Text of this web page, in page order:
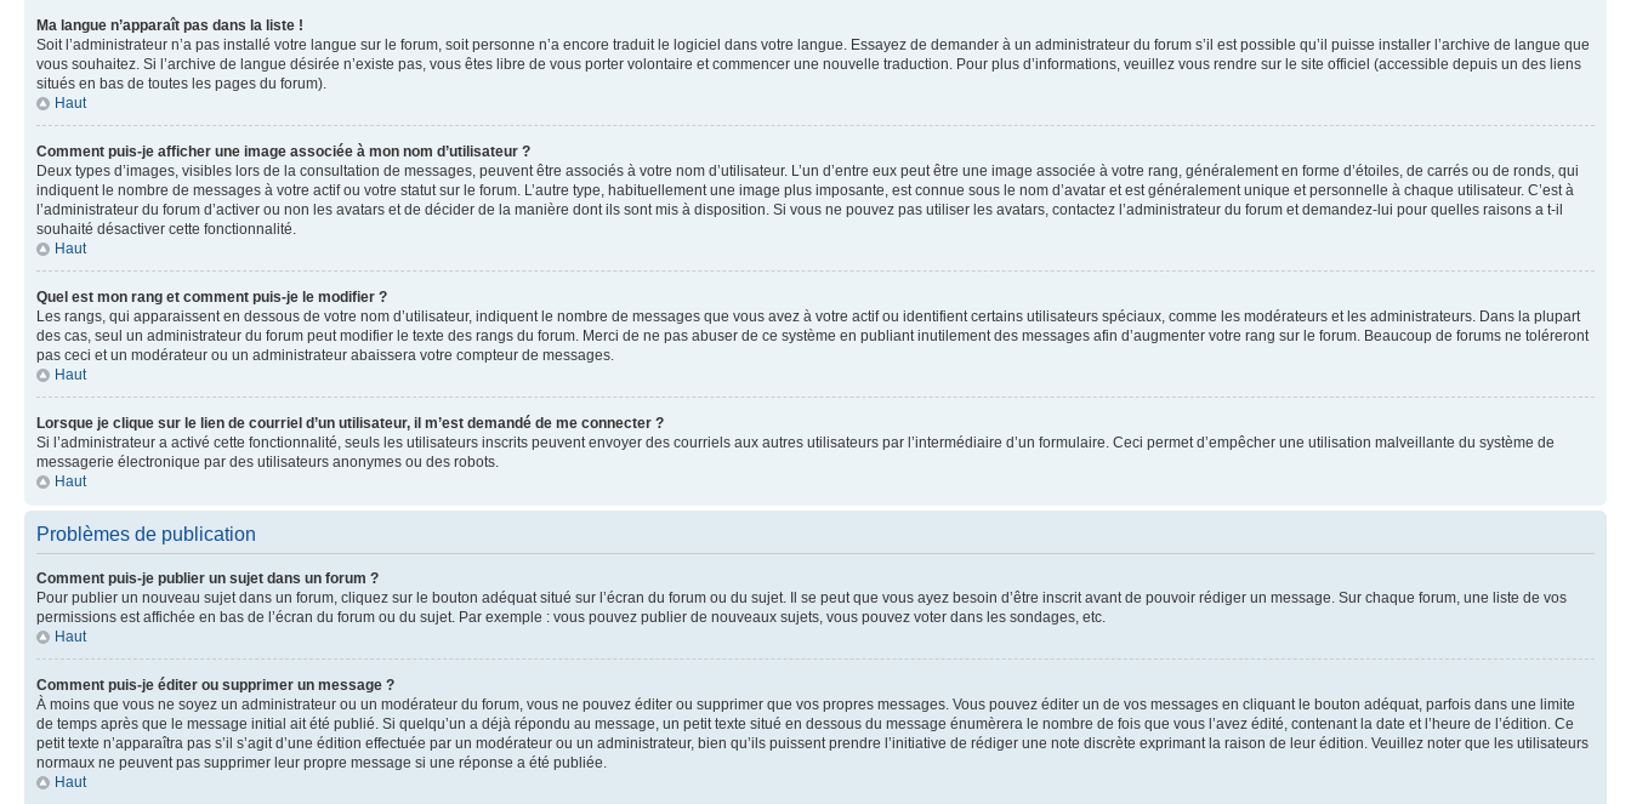
Ma langue n’apparaît pas dans la liste !
Soit l’administrateur n’a pas installé votre langue sur le forum, soit personne n’a encore traduit le logiciel dans votre langue. Essayez de demander à un administrateur du forum s’il est possible qu’il puisse installer l’archive de langue que
vous souhaitez. Si l’archive de langue désirée n’existe pas, vous êtes libre de vous porter volontaire et commencer une nouvelle traduction. Pour plus d’informations, veuillez vous rendre sur le site officiel (accessible depuis un des liens
situés en bas de toutes les pages du forum).
Haut
Comment puis-je afficher une image associée à mon nom d’utilisateur ?
Deux types d’images, visibles lors de la consultation de messages, peuvent être associés à votre nom d’utilisateur. L’un d’entre eux peut être une image associée à votre rang, généralement en forme d’étoiles, de carrés ou de ronds, qui
indiquent le nombre de messages à votre actif ou votre statut sur le forum. L’autre type, habituellement une image plus imposante, est connue sous le nom d’avatar et est généralement unique et personnelle à chaque utilisateur. C’est à
l’administrateur du forum d’activer ou non les avatars et de décider de la manière dont ils sont mis à disposition. Si vous ne pouvez pas utiliser les avatars, contactez l’administrateur du forum et demandez-lui pour quelles raisons a t-il
souhaité désactiver cette fonctionnalité.
Haut
Quel est mon rang et comment puis-je le modifier ?
Les rangs, qui apparaissent en dessous de votre nom d’utilisateur, indiquent le nombre de messages que vous avez à votre actif ou identifient certains utilisateurs spéciaux, comme les modérateurs et les administrateurs. Dans la plupart
des cas, seul un administrateur du forum peut modifier le texte des rangs du forum. Merci de ne pas abuser de ce système en publiant inutilement des messages afin d’augmenter votre rang sur le forum. Beaucoup de forums ne toléreront
pas ceci et un modérateur ou un administrateur abaissera votre compteur de messages.
Haut
Lorsque je clique sur le lien de courriel d’un utilisateur, il m’est demandé de me connecter ?
Si l’administrateur a activé cette fonctionnalité, seuls les utilisateurs inscrits peuvent envoyer des courriels aux autres utilisateurs par l’intermédiaire d’un formulaire. Ceci permet d’empêcher une utilisation malveillante du système de
messagerie électronique par des utilisateurs anonymes ou des robots.
Haut
Problèmes de publication
Comment puis-je publier un sujet dans un forum ?
Pour publier un nouveau sujet dans un forum, cliquez sur le bouton adéquat situé sur l’écran du forum ou du sujet. Il se peut que vous ayez besoin d’être inscrit avant de pouvoir rédiger un message. Sur chaque forum, une liste de vos
permissions est affichée en bas de l’écran du forum ou du sujet. Par exemple : vous pouvez publier de nouveaux sujets, vous pouvez voter dans les sondages, etc.
Haut
Comment puis-je éditer ou supprimer un message ?
À moins que vous ne soyez un administrateur ou un modérateur du forum, vous ne pouvez éditer ou supprimer que vos propres messages. Vous pouvez éditer un de vos messages en cliquant le bouton adéquat, parfois dans une limite
de temps après que le message initial ait été publié. Si quelqu’un a déjà répondu au message, un petit texte situé en dessous du message énumèrera le nombre de fois que vous l’avez édité, contenant la date et l’heure de l’édition. Ce
petit texte n’apparaîtra pas s’il s’agit d’une édition effectuée par un modérateur ou un administrateur, bien qu’ils puissent prendre l’initiative de rédiger une note discrète exprimant la raison de leur édition. Veuillez noter que les utilisateurs
normaux ne peuvent pas supprimer leur propre message si une réponse a été publiée.
Haut